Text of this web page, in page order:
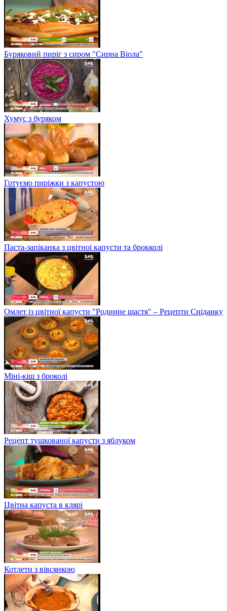
Буряковий пиріг з сиром "Сирна Віола"
Хумус з буряком
Готуємо пиріжки з капустою
Паста-запіканка з цвітної капусти та брокколі
Омлет із цвітної капусти "Родинне щастя" – Рецепти Сніданку
Міні-кіш з броколі
Рецепт тушкованої капусти з яблуком
Цвітна капуста в клярі
Котлети з вівсянкою